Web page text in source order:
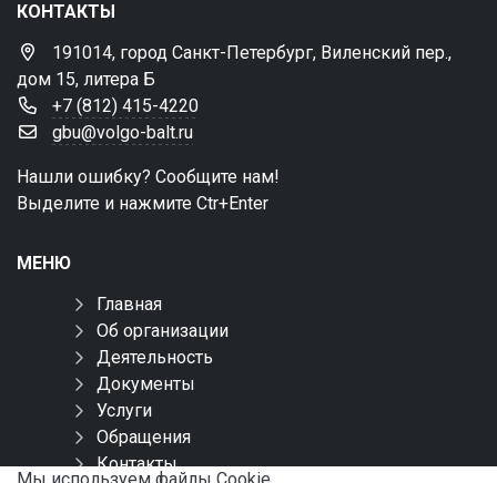
КОНТАКТЫ
191014, город Санкт-Петербург, Виленский пер.,
дом 15, литера Б
+7 (812) 415-4220
gbu@volgo-balt.ru
Нашли ошибку? Сообщите нам!
Выделите и нажмите Ctr+Enter
МЕНЮ
Главная
Об организации
Деятельность
Документы
Услуги
Обращения
Контакты